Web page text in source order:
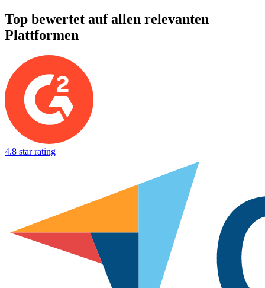
Top bewertet auf allen relevanten
Plattformen
4.8 star rating